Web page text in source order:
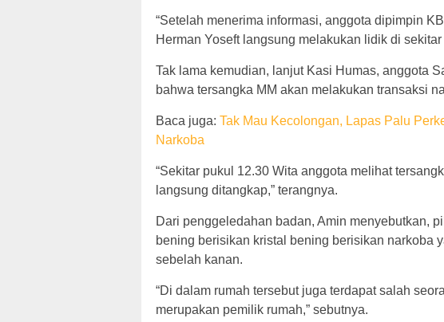
“Setelah menerima informasi, anggota dipimpin
Herman Yoseft langsung melakukan lidik di
Tak lama kemudian, lanjut Kasi Humas, anggota
bahwa tersangka MM akan melakukan transaksi
Baca juga: Tak Mau Kecolongan, Lapas Palu
Narkoba
“Sekitar pukul 12.30 Wita anggota melihat
langsung ditangkap,” terangnya.
Dari penggeledahan badan, Amin menyebutkan,
bening berisikan kristal bening berisikan narkoba
sebelah kanan.
“Di dalam rumah tersebut juga terdapat salah
merupakan pemilik rumah,” sebutnya.